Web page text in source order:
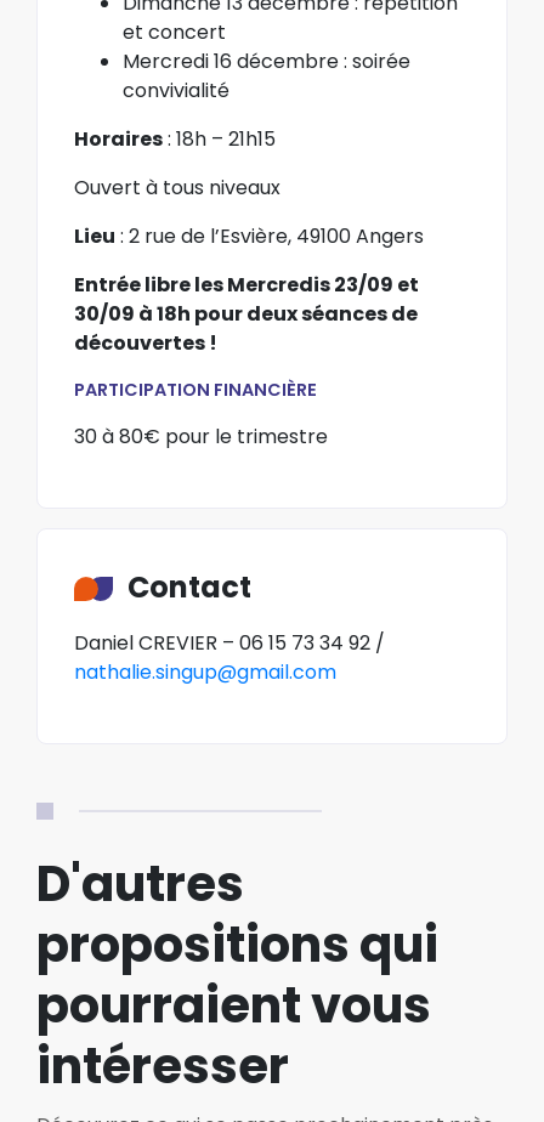
et concert
Mercredi 16 décembre : soirée
convivialité
Horaires: 18h – 21h15
Ouvert à tous niveaux
Lieu : 2 rue de l’Esvière, 49100 Angers
Entrée libre les Mercredis 23/09 et
30/09 à 18h pour deux séances de
découvertes !
PARTICIPATION FINANCIÈRE
30 à 80€ pour le trimestre
Contact
Daniel CREVIER – 06 15 73 34 92 /
nathalie.singup@gmail.com
D'autres
propositions qui
pourraient vous
intéresser